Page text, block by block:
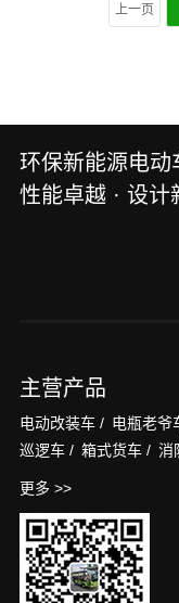
上一页
环保新能源电动
性能卓越 · 设计
主营产品
电动改装车 / 电瓶老爷
巡逻车 / 箱式货车 / 消
更多 >>